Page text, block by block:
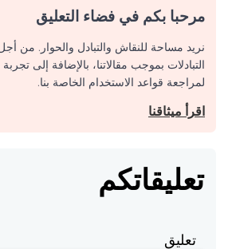
مرحبا بكم في فضاء التعليق
نريد مساحة للنقاش والتبادل والحوار. من
التبادلات بموجب مقالاتنا، بالإضافة إلى
لمراجعة قواعد الاستخدام الخاصة بنا.
اقرأ ميثاقنا
تعليقاتكم
تعليق